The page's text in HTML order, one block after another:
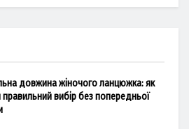
довжина жіночого ланцюжка: як
правильний вибір без попередньої